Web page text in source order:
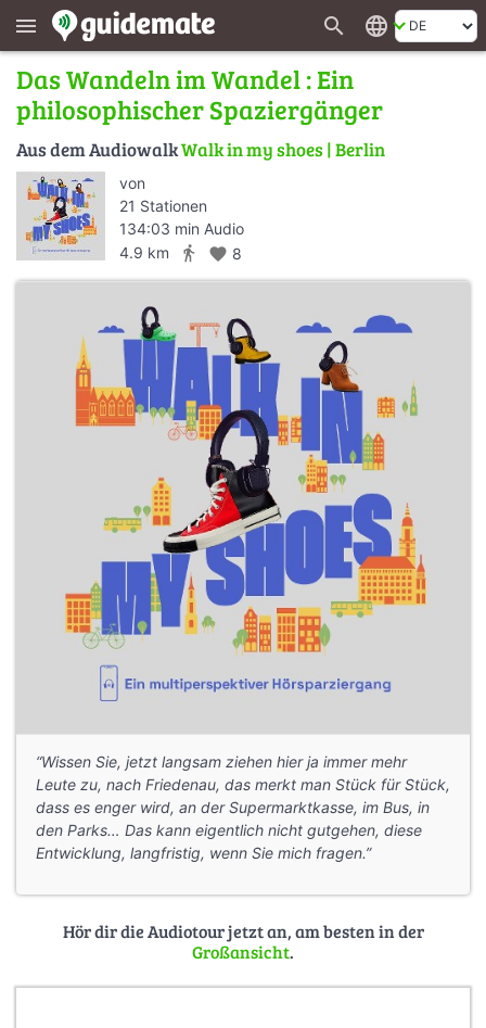
menu search language
Das Wandeln im Wandel : Ein
philosophischer Spaziergänger
Aus dem AudiowalkWalk in my shoes | Berlin
von
21 Stationen
134:03 min Audio
4.9 km
directions_walk favorite 8
“Wissen Sie, jetzt langsam ziehen hier ja immer mehr
Leute zu, nach Friedenau, das merkt man Stück für Stück,
dass es enger wird, an der Supermarktkasse, im Bus, in
den Parks… Das kann eigentlich nicht gutgehen, diese
Entwicklung, langfristig, wenn Sie mich fragen.”
Hör dir die Audiotour jetzt an, am besten in der
Großansicht.